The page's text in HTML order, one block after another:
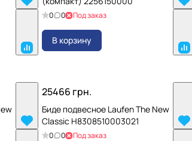
0 0 Под заказ
В корзину
25466 грн.
Биде подвесное Laufen The New
Classic H8308510003021
0 0 Под заказ